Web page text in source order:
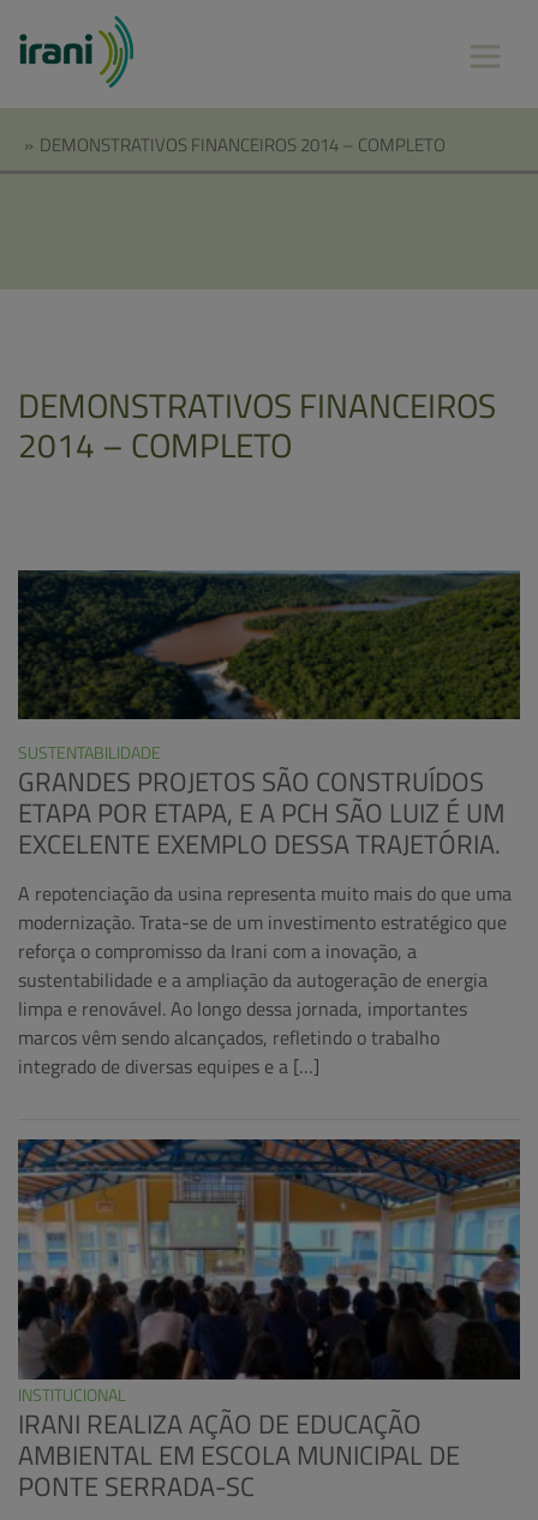
» DEMONSTRATIVOS FINANCEIROS 2014 – COMPLETO
DEMONSTRATIVOS FINANCEIROS
2014 – COMPLETO
SUSTENTABILIDADE
GRANDES PROJETOS SÃO CONSTRUÍDOS
ETAPA POR ETAPA, E A PCH SÃO LUIZ É UM
EXCELENTE EXEMPLO DESSA TRAJETÓRIA.
A repotenciação da usina representa muito mais do que uma
modernização. Trata-se de um investimento estratégico que
reforça o compromisso da Irani com a inovação, a
sustentabilidade e a ampliação da autogeração de energia
limpa e renovável. Ao longo dessa jornada, importantes
marcos vêm sendo alcançados, refletindo o trabalho
integrado de diversas equipes e a […]
INSTITUCIONAL
IRANI REALIZA AÇÃO DE EDUCAÇÃO
AMBIENTAL EM ESCOLA MUNICIPAL DE
PONTE SERRADA-SC